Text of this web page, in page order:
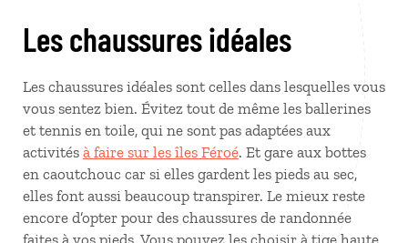
Les chaussures idéales
Les chaussures idéales sont celles dans lesquelles vous
vous sentez bien. Évitez tout de même les ballerines
et tennis en toile, qui ne sont pas adaptées aux
activités à faire sur les îles Féroé. Et gare aux bottes
en caoutchouc car si elles gardent les pieds au sec,
elles font aussi beaucoup transpirer. Le mieux reste
encore d’opter pour des chaussures de randonnée
faites à vos pieds. Vous pouvez les choisir à tige haute